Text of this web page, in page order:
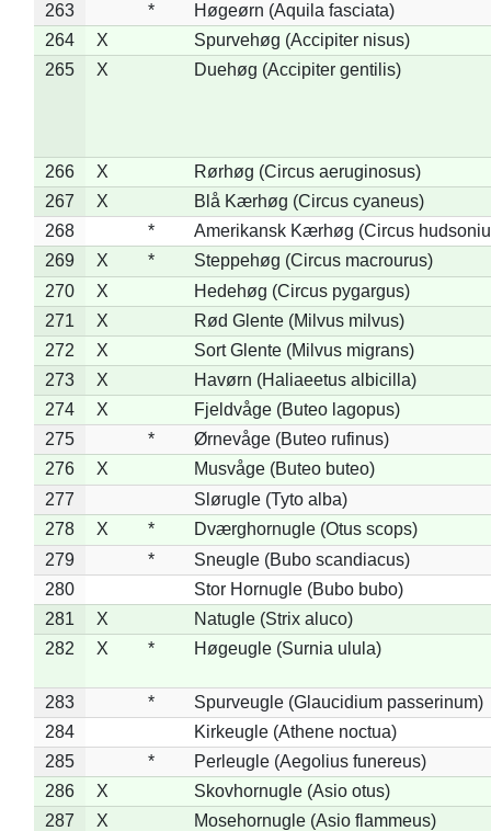
263
*
Høgeørn (Aquila fasciata)
264
X
Spurvehøg (Accipiter nisus)
265
X Duehøg (Accipiter gentilis)
266 X
Rørhøg (Circus aeruginosus)
267
X
Blå Kærhøg (Circus cyaneus)
268
*
Amerikansk Kærhøg (Circus
269
X *
Steppehøg (Circus macrourus)
270
X
Hedehøg (Circus pygargus)
271
X
Rød Glente (Milvus milvus)
272
X
Sort Glente (Milvus migrans)
273
X
Havørn (Haliaeetus albicilla)
274
X
Fjeldvåge (Buteo lagopus)
275
*
Ørnevåge (Buteo rufinus)
276
X
Musvåge (Buteo buteo)
277
Slørugle (Tyto alba)
278
X *
Dværghornugle (Otus scops)
279
*
Sneugle (Bubo scandiacus)
280
Stor Hornugle (Bubo bubo)
281
X
Natugle (Strix aluco)
282
X * Høgeugle (Surnia ulula)
283 *
Spurveugle (Glaucidium passerinum)
284
Kirkeugle (Athene noctua)
285
*
Perleugle (Aegolius funereus)
286
X
Skovhornugle (Asio otus)
287
X
Mosehornugle (Asio flammeus)